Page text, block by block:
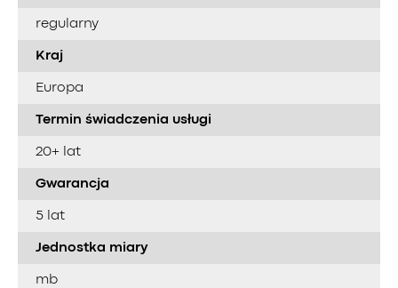
regularny
Kraj
Europa
Termin świadczenia usługi
20+ lat
Gwarancja
5 lat
Jednostka miary
mb